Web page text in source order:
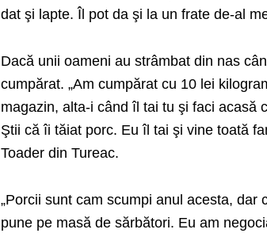
dat şi lapte. Îl pot da şi la un frate de-al
Dacă unii oameni au strâmbat din nas
cumpărat. „Am cumpărat cu 10 lei
magazin, alta-i când îl tai tu şi faci acasă
Ştii că îi tăiat porc. Eu îl tai şi vine toată
Toader din Tureac.
„Porcii sunt cam scumpi anul acesta,
pune pe masă de sărbători. Eu am